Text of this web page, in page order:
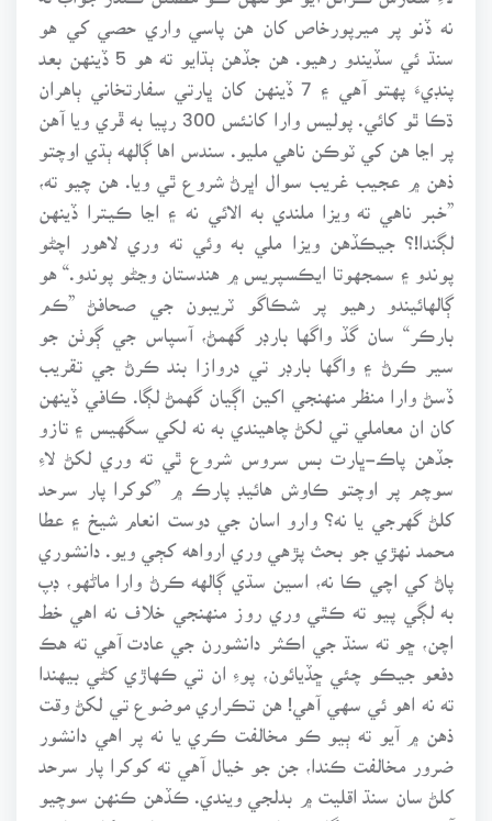
نه ڏنو پر ميرپورخاص کان هن پاسي واري حصي کي هو
سنڌ ئي سڏيندو رهيو. هن جڏهن ٻڌايو ته هو 5 ڏينهن بعد
پنڊيءَ پهتو آهي ۽ 7 ڏينهن کان ڀارتي سفارتخاني ٻاهران
ڌڪا ٿو کائي. پوليس وارا کانئس 300 رپيا به ڦري ويا آهن
پر اڃا هن کي ٽوڪن ناهي مليو. سندس اها ڳالهه ٻڌي اوچتو
ذهن ۾ عجيب غريب سوال اڀرڻ شروع ٿي ويا. هن چيو ته،
”خبر ناهي ته ويزا ملندي به الائي نه ۽ اڃا ڪيترا ڏينهن
لڳندا!؟ جيڪڏهن ويزا ملي به وئي ته وري لاهور اچڻو
پوندو ۽ سمجهوتا ايڪسپريس ۾ هندستان وڃڻو پوندو.“ هو
ڳالهائيندو رهيو پر شڪاگو ٽريبون جي صحافڻ ”ڪم
بارڪر“ سان گڏ واگها بارڊر گهمڻ، آسپاس جي ڳوٺن جو
سير ڪرڻ ۽ واگها بارڊر تي دروازا بند ڪرڻ جي تقريب
ڏسڻ وارا منظر منهنجي اکين اڳيان گهمڻ لڳا. ڪافي ڏينهن
کان ان معاملي تي لکڻ چاهيندي به نه لکي سگهيس ۽ تازو
جڏهن پاڪ-ڀارت بس سروس شروع ٿي ته وري لکڻ لاءِ
سوچم پر اوچتو ڪاوش هائيڊ پارڪ ۾ ”کوکرا پار سرحد
کلڻ گهرجي يا نه؟ وارو اسان جي دوست انعام شيخ ۽ عطا
محمد نهڙي جو بحث پڙهي وري ارواهه کڄي ويو. دانشوري
پاڻ کي اچي ڪا نه، اسين سڌي ڳالهه ڪرڻ وارا ماڻهو، ڊپ
به لڳي پيو ته ڪٿي وري روز منهنجي خلاف نه اهي خط
اچن، ڇو ته سنڌ جي اڪثر دانشورن جي عادت آهي ته هڪ
دفعو جيڪو چئي ڇڏيائون، پوءِ ان تي ڪهاڙي کڻي بيهندا
ته نه اهو ئي سهي آهي! هن تڪراري موضوع تي لکڻ وقت
ذهن ۾ آيو ته ٻيو ڪو مخالفت ڪري يا نه پر اهي دانشور
ضرور مخالفت ڪندا، جن جو خيال آهي ته کوکرا پار سرحد
کلڻ سان سنڌ اقليت ۾ بدلجي ويندي. ڪڏهن ڪنهن سوچيو
آهي ته ڪوسٽ گارڊ ۽ بارڊر فورس ۾ سپاهيءَ کان صاحب